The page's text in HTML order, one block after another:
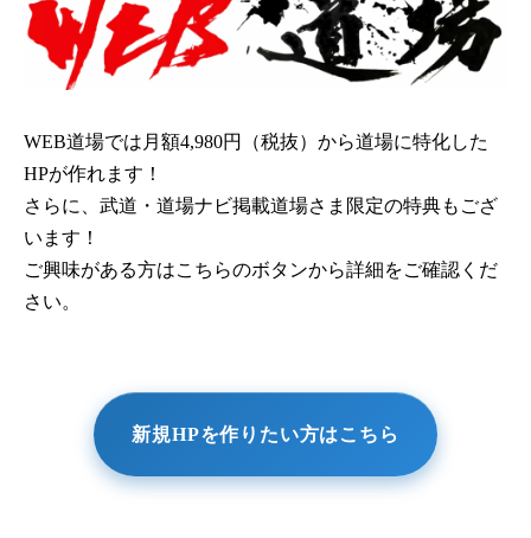
WEB道場では月額4,980円（税抜）から道場に特化した
HPが作れます！
さらに、武道・道場ナビ掲載道場さま限定の特典もござ
います！
ご興味がある方はこちらのボタンから詳細をご確認くだ
さい。
新規HPを作りたい方はこちら